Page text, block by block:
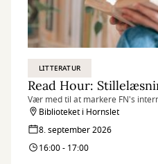
LITTERATUR
Read Hour:
Vær med til at markere FN's
Biblioteket i Hornslet
8. september 2026
16:00 - 17:00